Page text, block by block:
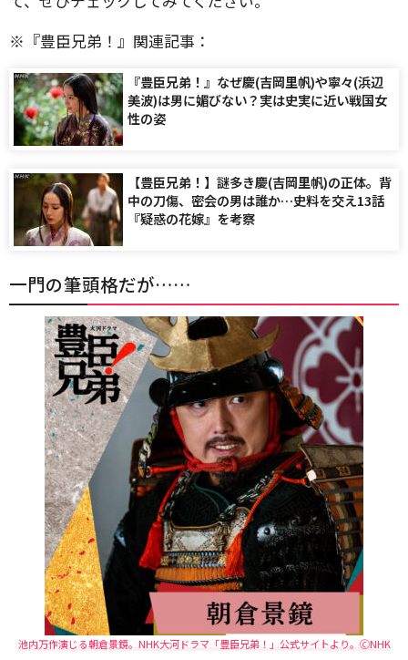
※『豊臣兄弟！』関連記事：
『豊臣兄弟！』なぜ慶(吉岡里帆)や寧々(浜辺
美波)は男に媚びない？実は史実に近い戦国女
性の姿
【豊臣兄弟！】謎多き慶(吉岡里帆)の正体。背
中の刀傷、密会の男は誰か…史料を交え13話
『疑惑の花嫁』を考察
一門の筆頭格だが……
池内万作演じる朝倉景鏡。NHK大河ドラマ「豊臣兄弟！」公式サイトより。🄫NHK